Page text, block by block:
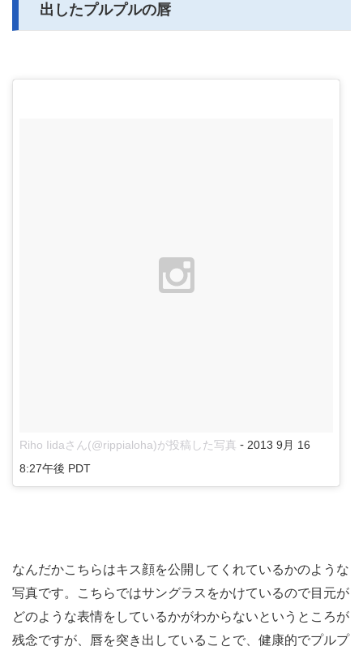
出したプルプルの唇
Riho Iidaさん(@rippialoha)が投稿した写真 - 2013 9月 16
8:27午後 PDT
なんだかこちらはキス顔を公開してくれているかのような
写真です。こちらではサングラスをかけているので目元が
どのような表情をしているかがわからないというところが
残念ですが、唇を突き出していることで、健康的でプルプ